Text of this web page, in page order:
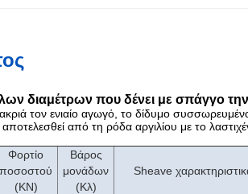
διαμέτρων που δένει με σπάγγο
τον ενιαίο αγωγό, το δίδυμο
από τη ρόδα αργιλίου με το
Φορτίο
ποσοστού
(KN)
Βάρος
μονάδων
(Κλ)
Sheave